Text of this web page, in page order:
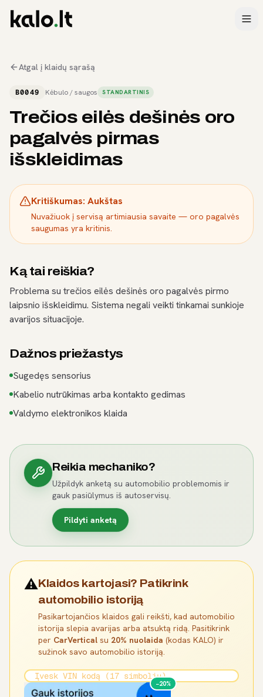
Atgal į klaidų sąrašą
B0049 Kėbulo / saugos STANDARTINIS
Trečios eilės dešinės oro
pagalvės pirmas
išskleidimas
Kritiškumas: Aukštas
Nuvažiuok į servisą artimiausia savaite — oro pagalvės
saugumas yra kritinis.
Ką tai reiškia?
Problema su trečios eilės dešinės oro pagalvės pirmo
laipsnio išskleidimu. Sistema negali veikti tinkamai sunkioje
avarijos situacijoje.
Dažnos priežastys
Sugedęs sensorius
Kabelio nutrūkimas arba kontakto gedimas
Valdymo elektronikos klaida
Reikia mechaniko?
Užpildyk anketą su automobilio problemomis ir
gauk pasiūlymus iš autoservisų.
Pildyti anketą
⚠️Klaidos kartojasi? Patikrink
automobilio istoriją
Pasikartojančios klaidos gali reikšti, kad automobilio
istorija slepia avarijas arba atsuktą ridą. Pasitikrink
per CarVertical su 20% nuolaida (kodas KALO) ir
sužinok savo automobilio istoriją.
−20%